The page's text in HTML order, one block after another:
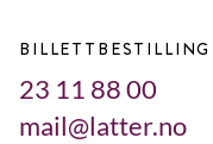
BILLETTBESTILLING
23 11 88 00
mail@latter.no